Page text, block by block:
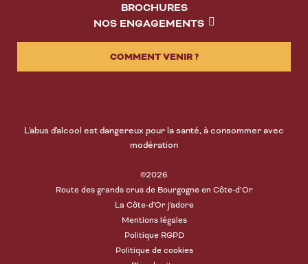
BROCHURES
NOS ENGAGEMENTS
COMMENT VENIR ?
L'abus d'alcool est dangereux pour la santé, à consommer avec
modération
©2026
Route des grands crus de Bourgogne en Côte-d’Or
La Côte-d'Or j'adore
Mentions légales
Politique RGPD
Politique de cookies